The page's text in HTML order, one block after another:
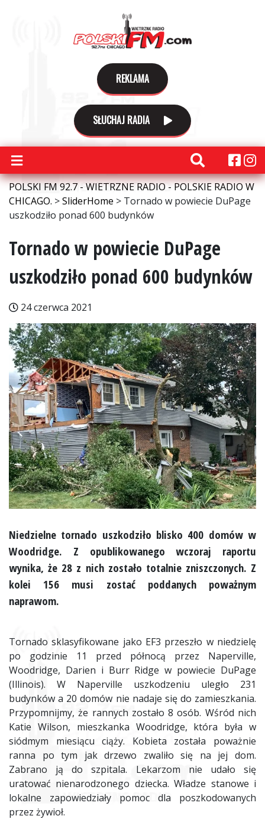
REKLAMA
SŁUCHAJ RADIA
POLSKI FM 92.7 - WIETRZNE RADIO - POLSKIE RADIO W
CHICAGO. >SliderHome > Tornado w powiecie DuPage
uszkodziło ponad 600 budynków
Tornado w powiecie DuPage
uszkodziło ponad 600 budynków
24 czerwca 2021
Niedzielne tornado uszkodziło blisko 400 domów w
Woodridge. Z opublikowanego wczoraj raportu
wynika, że 28 z nich zostało totalnie zniszczonych. Z
kolei 156 musi zostać poddanych poważnym
naprawom.
Tornado sklasyfikowane jako EF3 przeszło w niedzielę
po godzinie 11 przed północą przez Naperville,
Woodridge, Darien i Burr Ridge w powiecie DuPage
(Illinois). W Naperville uszkodzeniu uległo 231
budynków a 20 domów nie nadaje się do zamieszkania.
Przypomnijmy, że rannych zostało 8 osób. Wśród nich
Katie Wilson, mieszkanka Woodridge, która była w
siódmym miesiącu ciąży. Kobieta została poważnie
ranna po tym jak drzewo zwaliło się na jej dom.
Zabrano ją do szpitala. Lekarzom nie udało się
uratować nienarodzonego dziecka. Władze stanowe i
lokalne zapowiedziały pomoc dla poszkodowanych
przez żywioł.